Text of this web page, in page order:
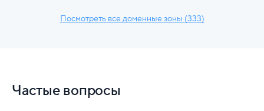
Посмотреть все доменные зоны (333)
Частые вопросы